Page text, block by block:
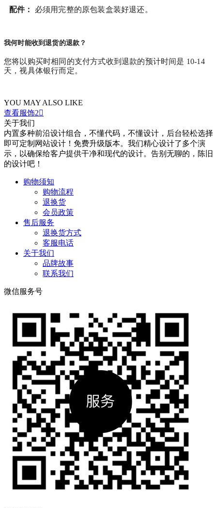
配件： 必须用完整的原包装盒装好退还。
我何时能收到退货的退款？
您将以购买时相同的支付方式收到退款的预计时间是 10-14
天，视具体银行而定。
YOU MAY ALSO LIKE
查看服饰2
关于我们
内置多种前沿设计组合，不懂代码，不懂设计，后台轻松选择
即可定制网站设计！免费升级版本。我们精心设计了多个演
示，以确保给客户提供干净和现代的设计。告别无聊的，陈旧
的设计吧！
购物须知
购物流程
退换货
会员政策
售后服务
退换货方式
客服电话
关于我们
品牌故事
联系我们
微信服务号